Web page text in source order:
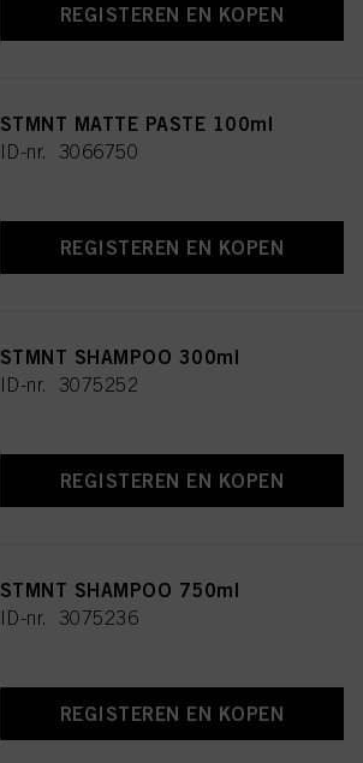
REGISTEREN EN KOPEN
STMNT MATTE PASTE 100ml
ID-nr. 3066750
REGISTEREN EN KOPEN
STMNT SHAMPOO 300ml
ID-nr. 3075252
REGISTEREN EN KOPEN
STMNT SHAMPOO 750ml
ID-nr. 3075236
REGISTEREN EN KOPEN